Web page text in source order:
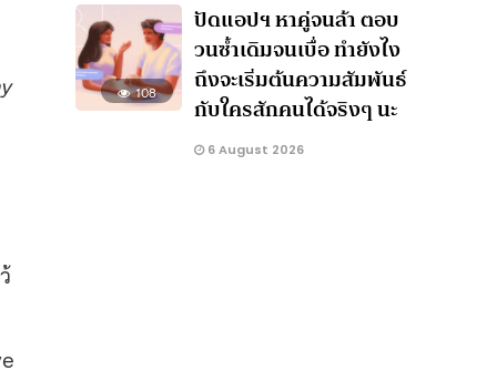
108
ปัดแอปฯ หาคู่จนล้า ตอบ
วนซ้ำเดิมจนเบื่อ ทำยังไง
ถึงจะเริ่มต้นความสัมพันธ์
กับใครสักคนได้จริงๆ นะ
6 August 2026